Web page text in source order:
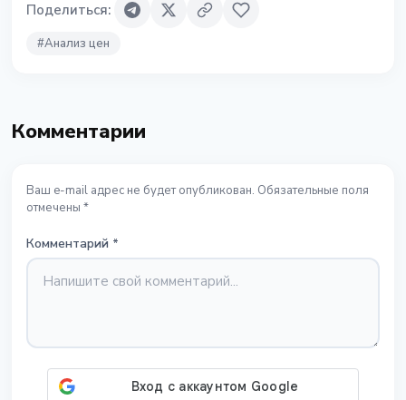
Поделиться:
#Анализ цен
Комментарии
Ваш e-mail адрес не будет опубликован. Обязательные поля
отмечены *
Комментарий *